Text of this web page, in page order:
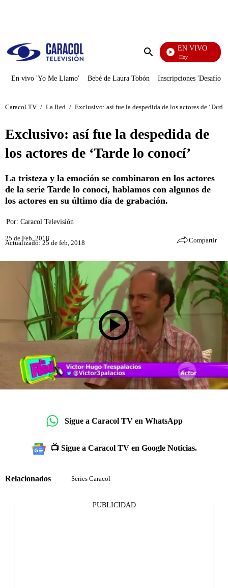
Enviar
EN VIVO
La Finca De Hoy
En vivo 'Yo Me Llamo' Bebé de Laura Tobón Inscripciones 'Desafío'
Caracol TV / La Red / Exclusivo: así fue la despedida de los actores de
Exclusivo: así fue la despedida de
los actores de ‘Tarde lo conocí’
La tristeza y la emoción se combinaron en los actores
de la serie Tarde lo conocí, hablamos con algunos de
los actores en su último día de grabación.
Por: Caracol Televisión
25 de Feb, 2018
Actualizado: 25 de feb, 2018 Compartir
Sigue a Caracol TV en WhatsApp
📺 Sigue a Caracol TV en Google Noticias.
Relacionados Series Caracol
PUBLICIDAD